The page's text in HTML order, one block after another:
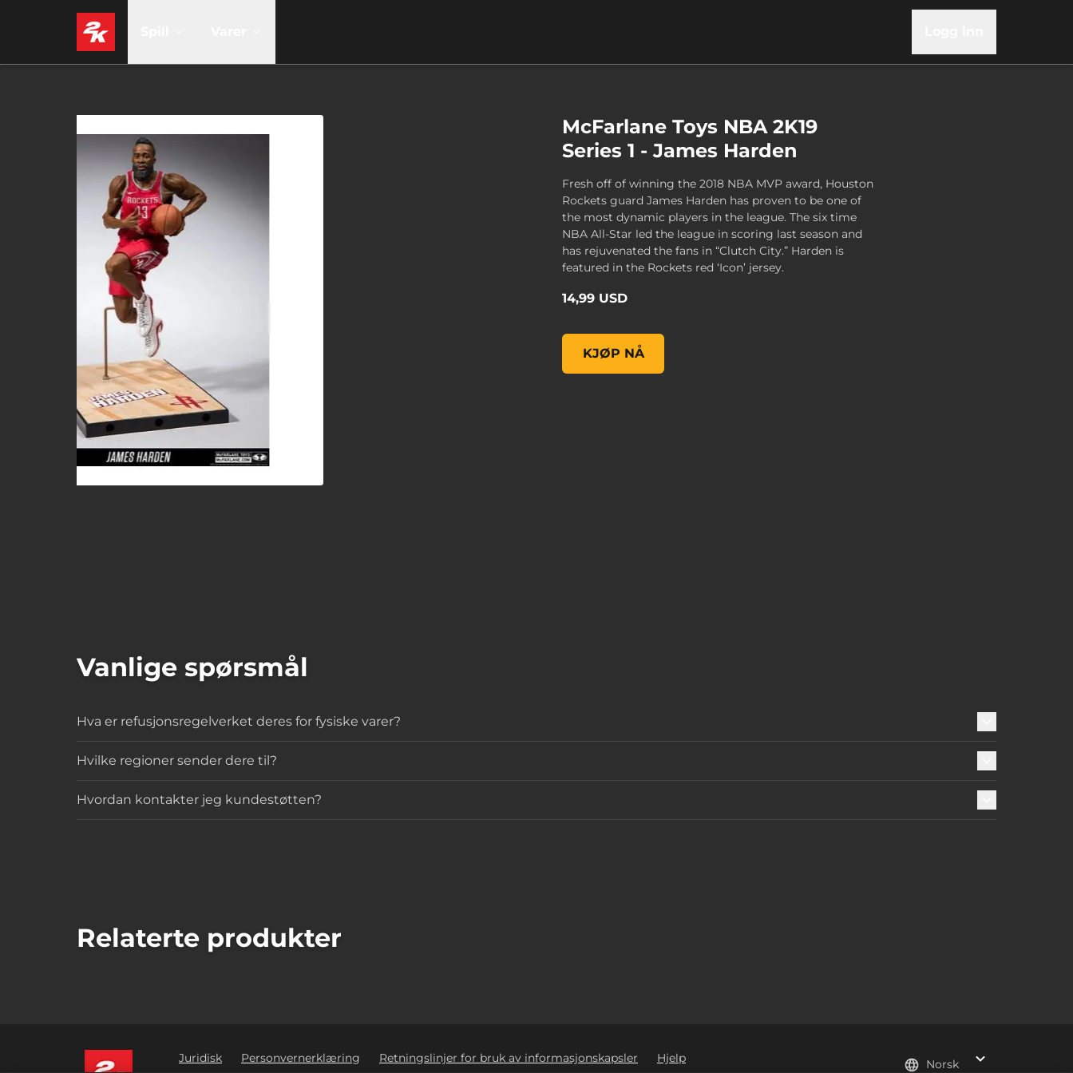
McFarlane Toys NBA 2K19
Series 1 - James Harden
Fresh off of winning the 2018 NBA MVP award, Houston
Rockets guard James Harden has proven to be one of
the most dynamic players in the league. The six time
NBA All-Star led the league in scoring last season and
has rejuvenated the fans in “Clutch City.” Harden is
featured in the Rockets red ‘Icon’ jersey.
14,99 USD
KJØP NÅ
McFarlane Toys NBA 2K19 Series 1 - James Harden, , 14,99 USD
Vanlige spørsmål
Hva er refusjonsregelverket deres for fysiske varer?
Hvilke regioner sender dere til?
Hvordan kontakter jeg kundestøtten?
Relaterte produkter
Juridisk Personvernerklæring Retningslinjer for bruk av informasjonskapsler Hjelp Norsk